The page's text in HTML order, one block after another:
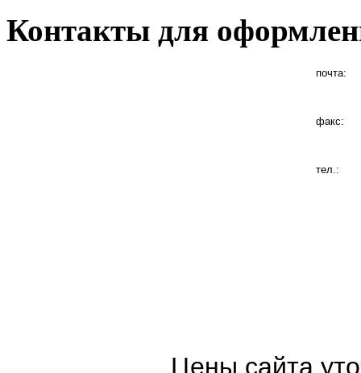
Контакты для
почта:
факс:
тел.:
Цены сайта